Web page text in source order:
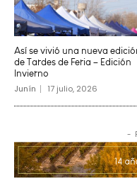
Así se vivió una nueva
de Tardes de Feria – Edición
Invierno
Junín 17 julio, 2026
-